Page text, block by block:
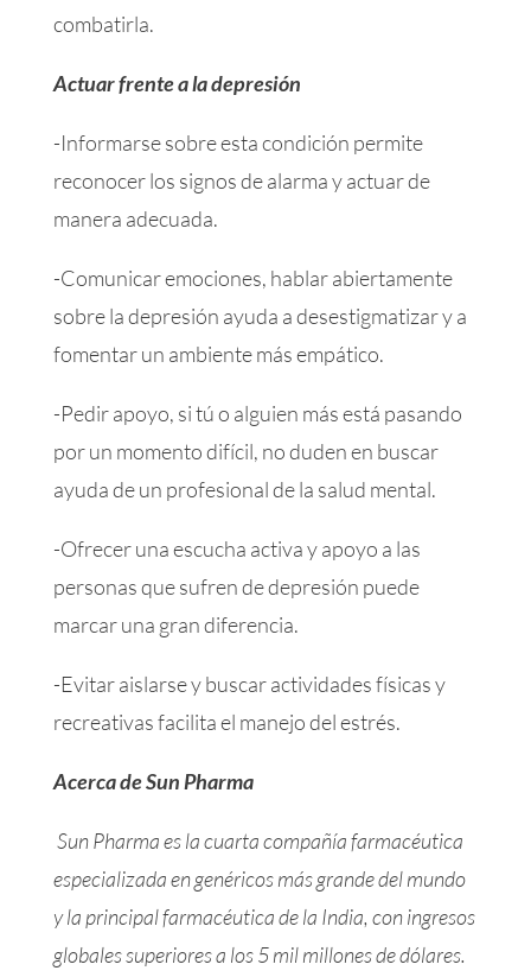
combatirla.
Actuar frente a la depresión
-Informarse sobre esta condición permite
reconocer los signos de alarma y actuar de
manera adecuada.
-Comunicar emociones, hablar abiertamente
sobre la depresión ayuda a desestigmatizar y a
fomentar un ambiente más empático.
-Pedir apoyo, si tú o alguien más está pasando
por un momento difícil, no duden en buscar
ayuda de un profesional de la salud mental.
-Ofrecer una escucha activa y apoyo a las
personas que sufren de depresión puede
marcar una gran diferencia.
-Evitar aislarse y buscar actividades físicas y
recreativas facilita el manejo del estrés.
Acerca de Sun Pharma
Sun Pharma es la cuarta compañía farmacéutica
especializada en genéricos más grande del mundo
y la principal farmacéutica de la India, con ingresos
globales superiores a los 5 mil millones de dólares.